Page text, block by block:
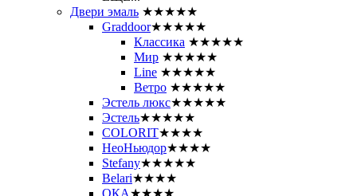
Двери эмаль ★★★★★
Graddoor★★★★★
Классика ★★★★★
Мир ★★★★★
Line ★★★★★
Ветро ★★★★★
Эстель люкс★★★★★
Эстель★★★★★
COLORIT★★★★
НеоНьюдор★★★★
Stefany★★★★★
Belari★★★★
ОКА★★★★